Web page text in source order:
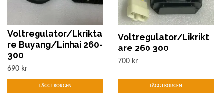
Voltregulator/Lkrikta
re Buyang/Linhai 260-
300
690 kr
Voltregulator/Likrikt
are 260 300
700 kr